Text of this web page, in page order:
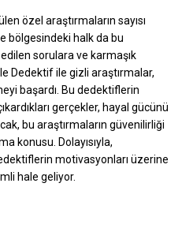
özel araştırmaların sayısı
bölgesindeki halk da bu
sorulara ve karmaşık
Dedektif ile gizli araştırmalar,
başardı. Bu dedektiflerin
gerçekler, hayal gücünü
bu araştırmaların güvenilirliği
konusu. Dolayısıyla,
motivasyonları üzerine
hale geliyor.